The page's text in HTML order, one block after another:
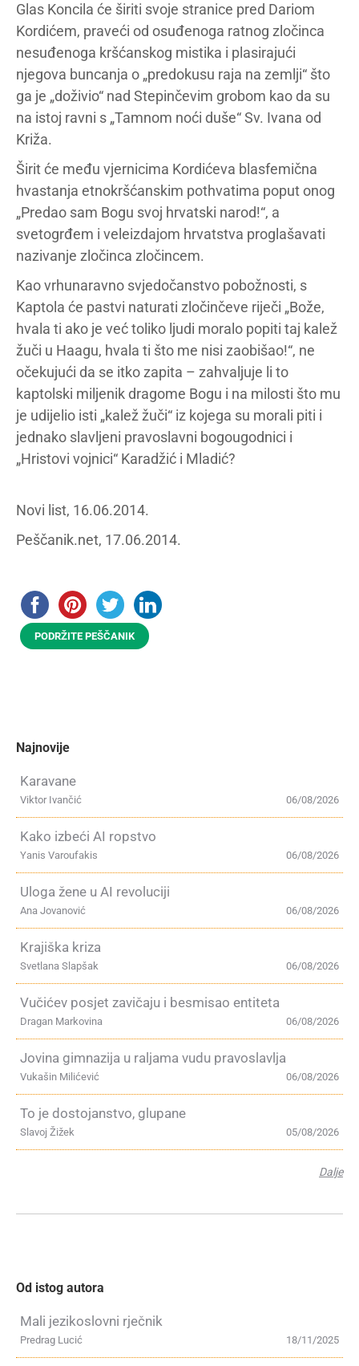
Glas Koncila će širiti svoje stranice pred Dariom
Kordićem, praveći od osuđenoga ratnog zločinca
nesuđenoga kršćanskog mistika i plasirajući
njegova buncanja o „predokusu raja na zemlji“ što
ga je „doživio“ nad Stepinčevim grobom kao da su
na istoj ravni s „Tamnom noći duše“ Sv. Ivana od
Križa.
Širit će među vjernicima Kordićeva blasfemična
hvastanja etnokršćanskim pothvatima poput onog
„Predao sam Bogu svoj hrvatski narod!“, a
svetogrđem i veleizdajom hrvatstva proglašavati
nazivanje zločinca zločincem.
Kao vrhunaravno svjedočanstvo pobožnosti, s
Kaptola će pastvi naturati zločinčeve riječi „Bože,
hvala ti ako je već toliko ljudi moralo popiti taj kalež
žuči u Haagu, hvala ti što me nisi zaobišao!“, ne
očekujući da se itko zapita – zahvaljuje li to
kaptolski miljenik dragome Bogu i na milosti što mu
je udijelio isti „kalež žuči“ iz kojega su morali piti i
jednako slavljeni pravoslavni bogougodnici i
„Hristovi vojnici“ Karadžić i Mladić?
Novi list, 16.06.2014.
Peščanik.net, 17.06.2014.
PODRŽITE PEŠČANIK
Najnovije
Karavane
06/08/2026
Viktor Ivančić
Kako izbeći AI ropstvo
06/08/2026
Yanis Varoufakis
Uloga žene u AI revoluciji
06/08/2026
Ana Jovanović
Krajiška kriza
06/08/2026
Svetlana Slapšak
Vučićev posjet zavičaju i besmisao entiteta
06/08/2026
Dragan Markovina
Jovina gimnazija u raljama vudu pravoslavlja
06/08/2026
Vukašin Milićević
To je dostojanstvo, glupane
05/08/2026
Slavoj Žižek
Dalje
Od istog autora
Mali jezikoslovni rječnik
18/11/2025
Predrag Lucić